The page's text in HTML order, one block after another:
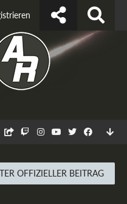
OFFIZIELLER BEITRAG